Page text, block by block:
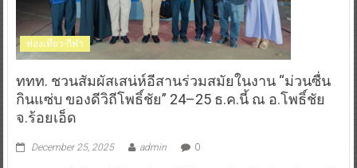
ท่องเที่ยว-กีฬา
ททท. ชวนสัมผัสเสน่ห์อีสานร่วมสมัยในงาน “ม่วนซื่น
กินแซ่บ ของดีวิถีโพธิ์ชัย” 24–25 ธ.ค.นี้ ณ อ.โพธิ์ชัย
จ.ร้อยเอ็ด
December 25, 2025 admin 0